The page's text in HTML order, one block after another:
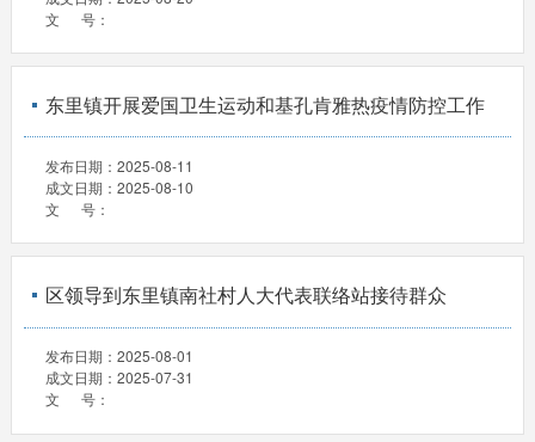
文 号：
东里镇开展爱国卫生运动和基孔肯雅热疫情防控工作
发布日期： 2025-08-11
成文日期： 2025-08-10
文 号：
区领导到东里镇南社村人大代表联络站接待群众
发布日期： 2025-08-01
成文日期： 2025-07-31
文 号：